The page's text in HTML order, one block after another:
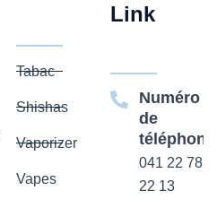
Tabac
Shishas
Vaporizer
Vapes
Link
Numéro
de
téléphone
041 22 782
22 13